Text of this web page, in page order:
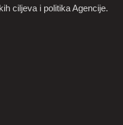
ciljeva i politika Agencije.